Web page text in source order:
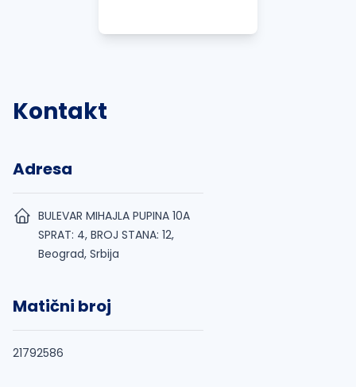
Kontakt
Adresa
BULEVAR MIHAJLA PUPINA 10A
SPRAT: 4, BROJ STANA: 12,
Beograd, Srbija
Matični broj
21792586